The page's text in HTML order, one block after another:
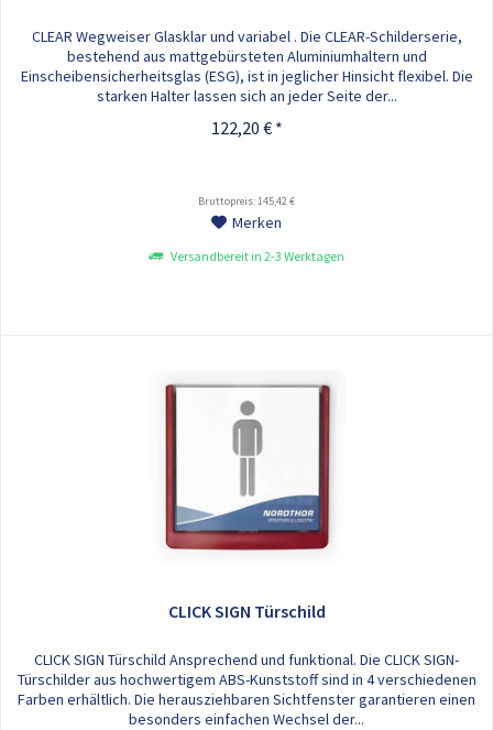
CLEAR Wegweiser Glasklar und variabel . Die CLEAR-Schilderserie,
bestehend aus mattgebürsteten Aluminiumhaltern und
Einscheibensicherheitsglas (ESG), ist in jeglicher Hinsicht flexibel. Die
starken Halter lassen sich an jeder Seite der...
122,20 € *
Bruttopreis: 145,42 €
Merken
Versandbereit in 2-3 Werktagen
CLICK SIGN Türschild
CLICK SIGN Türschild Ansprechend und funktional. Die CLICK SIGN-
Türschilder aus hochwertigem ABS-Kunststoff sind in 4 verschiedenen
Farben erhältlich. Die herausziehbaren Sichtfenster garantieren einen
besonders einfachen Wechsel der...